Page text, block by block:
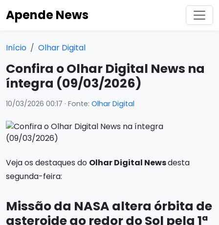
Apende News
Início Olhar Digital
Confira o Olhar Digital News na
íntegra (09/03/2026)
10/03/2026 00:17 · Fonte: Olhar Digital
Veja os destaques do Olhar Digital Newsdesta
segunda-feira:
Missão da NASA altera órbita de
asteroide ao redor do Sol pela 1ª